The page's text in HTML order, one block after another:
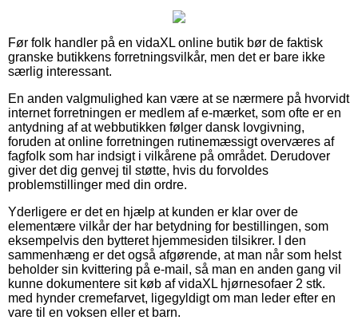
Før folk handler på en vidaXL online butik bør de faktisk
granske butikkens forretningsvilkår, men det er bare ikke
særlig interessant.
En anden valgmulighed kan være at se nærmere på hvorvidt
internet forretningen er medlem af e-mærket, som ofte er en
antydning af at webbutikken følger dansk lovgivning,
foruden at online forretningen rutinemæssigt overværes af
fagfolk som har indsigt i vilkårene på området. Derudover
giver det dig genvej til støtte, hvis du forvoldes
problemstillinger med din ordre.
Yderligere er det en hjælp at kunden er klar over de
elementære vilkår der har betydning for bestillingen, som
eksempelvis den bytteret hjemmesiden tilsikrer. I den
sammenhæng er det også afgørende, at man når som helst
beholder sin kvittering på e-mail, så man en anden gang vil
kunne dokumentere sit køb af vidaXL hjørnesofaer 2 stk.
med hynder cremefarvet, ligegyldigt om man leder efter en
vare til en voksen eller et barn.